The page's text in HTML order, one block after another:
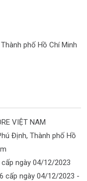
phố Hồ Chí Minh
VIỆT NAM
Định, Thành phố Hồ
ngày 04/12/2023
cấp ngày 04/12/2023 -